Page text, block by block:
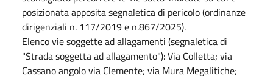
posizionata apposita segnaletica di pericolo (ordinanze
dirigenziali n. 117/2019 e n.867/2025).
Elenco vie soggette ad allagamenti (segnaletica di
"Strada soggetta ad allagamento"): Via Colletta; via
Cassano angolo via Clemente; via Mura Megalitiche;